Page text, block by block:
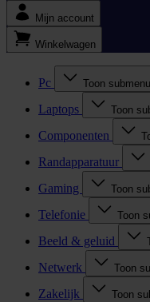
Mijn account
Winkelwagen
Pc Toon
Laptops Toon
Componenten
Randapparatuur
Gaming Toon
Telefonie Toon
Beeld & geluid
Netwerk Toon
Zakelijk Toon